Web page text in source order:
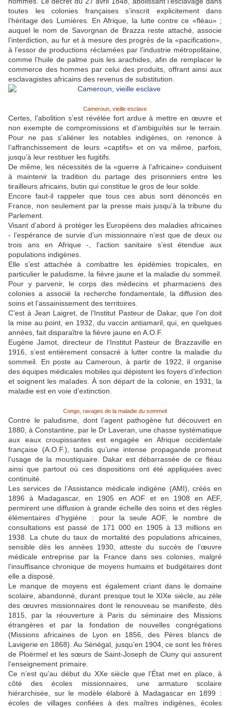
toutes les colonies françaises s’inscrit explicitement dans
l’héritage des Lumières. En Afrique, la lutte contre ce «fléau» ;
auquel le nom de Savorgnan de Brazza reste attaché, associe
l’interdiction, au fur et à mesure des progrès de la «pacification»,
à l’essor de productions réclamées par l’industrie métropolitaine,
comme l’huile de palme puis les arachides, afin de remplacer le
commerce des hommes par celui des produits, offrant ainsi aux
esclavagistes africains des revenus de substitution.
Cameroun, vieille esclave
Certes, l’abolition s’est révélée fort ardue à mettre en œuvre et
non exempte de compromissions et d’ambiguïtés sur le terrain.
Pour ne pas s’aliéner les notables indigènes, on renonce à
l’affranchissement de leurs «captifs» et on va même, parfois,
jusqu’à leur restituer les fugitifs.
De même, les nécessités de la «guerre à l’africaine» conduisent
à maintenir la tradition du partage des prisonniers entre les
tirailleurs africains, butin qui constitue le gros de leur solde.
Encore faut-il rappeler que tous ces abus sont dénoncés en
France, non seulement par la presse mais jusqu’à la tribune du
Parlement.
Visant d’abord à protéger les Européens des maladies africaines
- l’espérance de survie d’un missionnaire n’est que de deux ou
trois ans en Afrique -, l’action sanitaire s’est étendue aux
populations indigènes.
Elle s’est attachée à combattre les épidémies tropicales, en
particulier le paludisme, la fièvre jaune et la maladie du sommeil.
Pour y parvenir, le corps des médecins et pharmaciens des
colonies a associé la recherche fondamentale, la diffusion des
soins et l’assainissement des territoires.
C’est à Jean Laigret, de l’Institut Pasteur de Dakar, que l’on doit
la mise au point, en 1932, du vaccin antiamaril, qui, en quelques
années, fait disparaître la fièvre jaune en A.O.F.
Eugène Jamot, directeur de l’Institut Pasteur de Brazzaville en
1916, s’est entièrement consacré à lutter contre la maladie du
sommeil. En poste au Cameroun, à partir de 1922, il organise
des équipes médicales mobiles qui dépistent les foyers d’infection
et soignent les malades. À son départ de la colonie, en 1931, la
maladie est en voie d’extinction.
Congo, ravages de la maladie du sommeil
Contre le paludisme, dont l’agent pathogène fut découvert en
1880, à Constantine, par le Dr Laveran, une chasse systématique
aux eaux croupissantes est engagée en Afrique occidentale
française (A.O.F.), tandis qu’une intense propagande promeut
l’usage de la moustiquaire. Dakar est débarrassée de ce fléau
ainsi que partout où ces dispositions ont été appliquées avec
continuité.
Les services de l’Assistance médicale indigène (AMI), créés en
1896 à Madagascar, en 1905 en AOF et en 1908 en AEF,
permirent une diffusion à grande échelle des soins et des règles
élémentaires d’hygiène : pour la seule AOF, le nombre de
consultations est passé de 171 000 en 1905 à 13 millions en
1938. La chute du taux de mortalité des populations africaines,
sensible dès les années 1930, atteste du succès de l’œuvre
médicale entreprise par la France dans ses colonies, malgré
l’insuffisance chronique de moyens humains et budgétaires dont
elle a disposé.
Le manque de moyens est également criant dans le domaine
scolaire, abandonné, durant presque tout le XIXe siècle, au zèle
des œuvres missionnaires dont le renouveau se manifeste, dès
1815, par la réouverture à Paris du séminaire des Missions
étrangères et par la fondation de nouvelles congrégations
(Missions africaines de Lyon en 1856, des Pères blancs de
Lavigerie en 1868). Au Sénégal, jusqu’en 1904, ce sont les frères
de Ploërmel et les sœurs de Saint-Joseph de Cluny qui assurent
l’enseignement primaire.
Ce n’est qu’au début du XXe siècle que l’État met en place, à
côté des écoles missionnaires, une armature scolaire
hiérarchisée, sur le modèle élaboré à Madagascar en 1899 :
écoles de villages confiées à des maîtres indigènes, écoles